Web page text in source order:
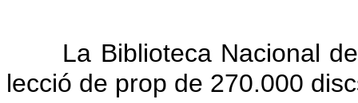
La Biblioteca Nacional
lecció de prop de 270.000